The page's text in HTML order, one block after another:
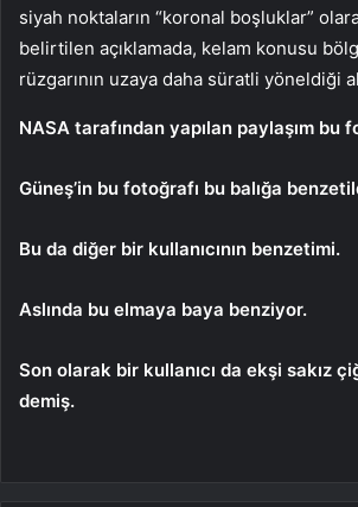
siyah noktaların “koronal boşluklar”
belirtilen açıklamada, kelam konusu
rüzgarının uzaya daha süratli yöneldiği
NASA tarafından yapılan paylaşım bu
Güneş’in bu fotoğrafı bu balığa
Bu da diğer bir kullanıcının benzetimi.
Aslında bu elmaya baya benziyor.
Son olarak bir kullanıcı da ekşi sakız
demiş.